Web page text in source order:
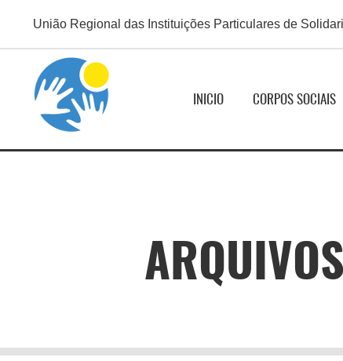
União Regional das Instituições Particulares de
INICIO CORPOS SOCIAIS